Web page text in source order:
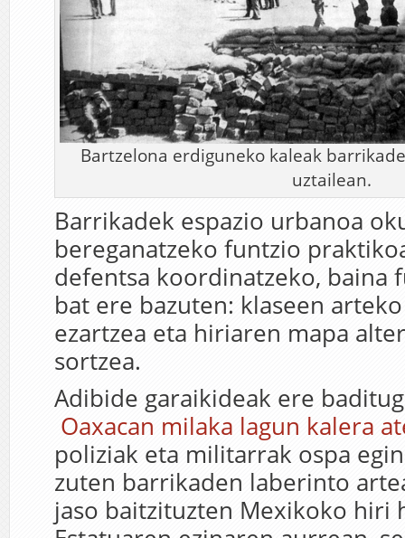
Bartzelona erdiguneko kaleak
uztailean.
Barrikadek espazio urbanoa
bereganatzeko funtzio
defentsa koordinatzeko, baina
bat ere bazuten: klaseen
ezartzea eta hiriaren mapa
sortzea.
Adibide garaikideak ere
Oaxacan milaka lagun kalera
poliziak eta militarrak ospa
zuten barrikaden laberinto
jaso baitzituzten Mexikoko hiri